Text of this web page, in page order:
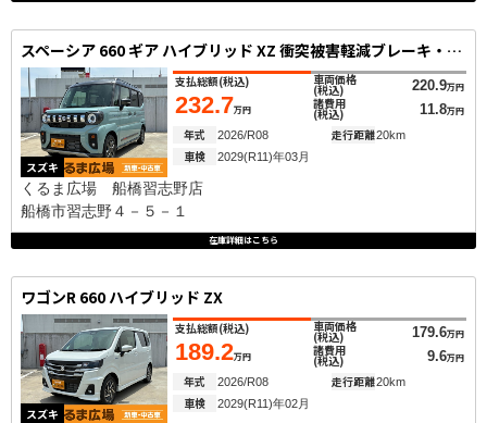
スペーシア 660 ギア ハイブリッド XZ 衝突被害軽減ブレーキ・アダプティブクルー
スズキ
支払総額(税込)
232.7万円
車両価格
(税込) 220.9万円
諸費用
(税込) 11.8万円
年式 2026/R08 走行距離20km
車検 2029(R11)年03月
くるま広場 船橋習志野店
船橋市習志野４－５－１
在庫詳細はこちら
ワゴンR 660 ハイブリッド ZX
スズキ
支払総額(税込)
189.2万円
車両価格
(税込) 179.6万円
諸費用
(税込) 9.6万円
年式 2026/R08 走行距離20km
車検 2029(R11)年02月